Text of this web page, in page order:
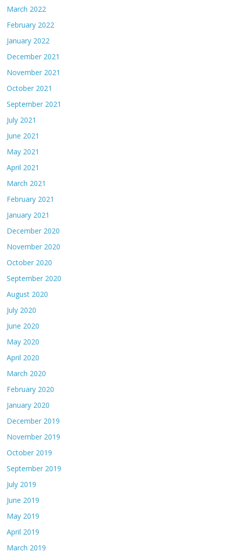
March 2022
February 2022
January 2022
December 2021
November 2021
October 2021
September 2021
July 2021
June 2021
May 2021
April 2021
March 2021
February 2021
January 2021
December 2020
November 2020
October 2020
September 2020
August 2020
July 2020
June 2020
May 2020
April 2020
March 2020
February 2020
January 2020
December 2019
November 2019
October 2019
September 2019
July 2019
June 2019
May 2019
April 2019
March 2019